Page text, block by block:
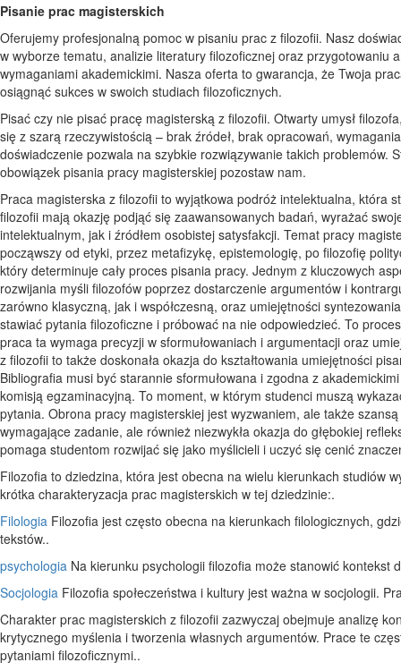
Pisanie prac magisterskich
Oferujemy profesjonalną pomoc w pisaniu prac z filozofii. Nasz
w wyborze tematu, analizie literatury filozoficznej oraz
wymaganiami akademickimi. Nasza oferta to gwarancja, że Twoja
osiągnąć sukces w swoich studiach filozoficznych.
Pisać czy nie pisać pracę magisterską z filozofii. Otwarty umysł
się z szarą rzeczywistością – brak źródeł, brak opracowań,
doświadczenie pozwala na szybkie rozwiązywanie takich problemów.
obowiązek pisania pracy magisterskiej pozostaw nam.
Praca magisterska z filozofii to wyjątkowa podróż intelektualna, która
filozofii mają okazję podjąć się zaawansowanych badań, wyrażać
intelektualnym, jak i źródłem osobistej satysfakcji. Temat pracy
począwszy od etyki, przez metafizykę, epistemologię, po filozofię
który determinuje cały proces pisania pracy. Jednym z kluczowych
rozwijania myśli filozofów poprzez dostarczenie argumentów i
zarówno klasyczną, jak i współczesną, oraz umiejętności
stawiać pytania filozoficzne i próbować na nie odpowiedzieć. To
praca ta wymaga precyzji w sformułowaniach i argumentacji oraz
z filozofii to także doskonała okazja do kształtowania umiejętności
Bibliografia musi być starannie sformułowana i zgodna z
komisją egzaminacyjną. To moment, w którym studenci muszą
pytania. Obrona pracy magisterskiej jest wyzwaniem, ale także
wymagające zadanie, ale również niezwykła okazja do głębokiej
pomaga studentom rozwijać się jako myślicieli i uczyć się cenić
Filozofia to dziedzina, która jest obecna na wielu kierunkach studiów
krótka charakteryzacja prac magisterskich w tej dziedzinie:.
Filologia Filozofia jest często obecna na kierunkach filologicznych,
tekstów..
psychologia Na kierunku psychologii filozofia może stanowić
Socjologia Filozofia społeczeństwa i kultury jest ważna w socjologii.
Charakter prac magisterskich z filozofii zazwyczaj obejmuje analizę
krytycznego myślenia i tworzenia własnych argumentów. Prace te
pytaniami filozoficznymi..